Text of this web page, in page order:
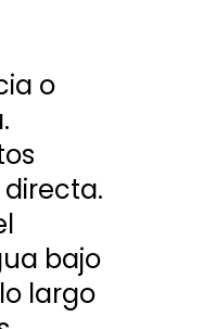
o
bajo
largo